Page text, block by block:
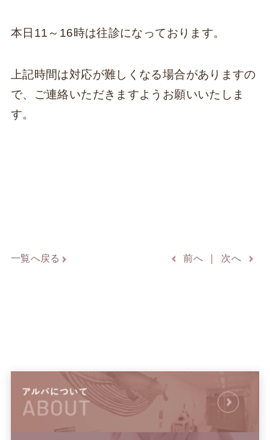
本日11～16時は往診になっております。
上記時間は対応が難しくなる場合がありますの
で、ご連絡いただきますようお願いいたしま
す。
一覧へ戻る 前へ 次へ